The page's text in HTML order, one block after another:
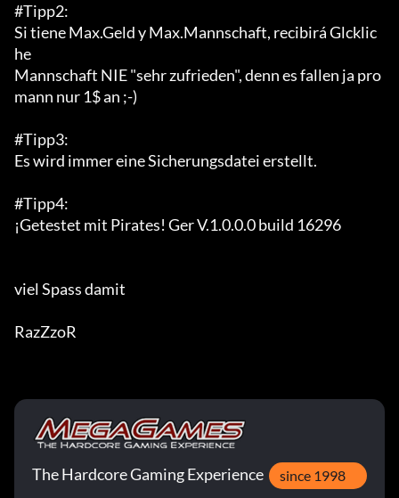
#Tipp2:
Si tiene Max.Geld y Max.Mannschaft, recibirá Glcklic
he
Mannschaft NIE "sehr zufrieden", denn es fallen ja pro
mann nur 1$ an ;-)
#Tipp3:
Es wird immer eine Sicherungsdatei erstellt.
#Tipp4:
¡Getestet mit Pirates! Ger V.1.0.0.0 build 16296
viel Spass damit
RazZzoR
The Hardcore Gaming Experience since 1998